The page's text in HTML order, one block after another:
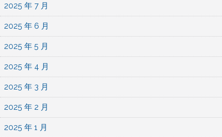
2025 年 7 月
2025 年 6 月
2025 年 5 月
2025 年 4 月
2025 年 3 月
2025 年 2 月
2025 年 1 月